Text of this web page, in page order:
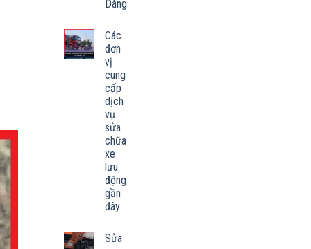
Dàng
Các
đơn
vị
cung
cấp
dịch
vụ
sửa
chữa
xe
lưu
động
gần
đây
Sửa